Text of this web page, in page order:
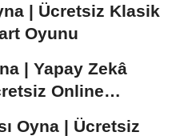
| Ücretsiz Klasik
Oyunu
| Yapay Zekâ
Online
Oyna | Ücretsiz